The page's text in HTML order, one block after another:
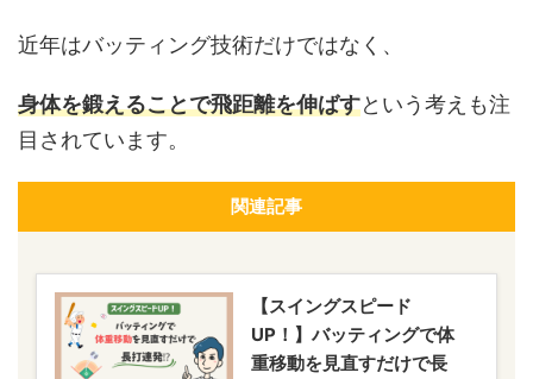
近年はバッティング技術だけではなく、
身体を鍛えることで飛距離を伸ばすという考えも注
目されています。
関連記事
【スイングスピード
UP！】バッティングで体
重移動を見直すだけで長